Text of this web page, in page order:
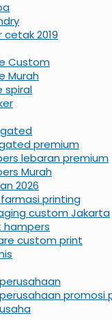
2019
Custom
Murah
spiral
premium
lebaran premium
Murah
2026
printing
custom Jakarta
hampers
custom print
promosi